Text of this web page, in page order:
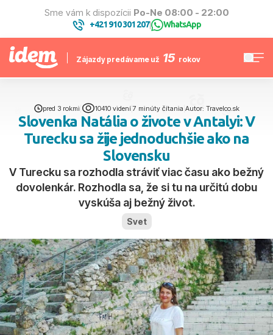
Sme vám k dispozícii Po-Ne 08:00 - 22:00
+421 910 301 207| WhatsApp
Zájazdy predávame už 15 rokov
pred 3 rokmi 10410 videní|7 minúty čítania Autor: Travelco.sk
Slovenka Natália o živote v Antalyi: V
Turecku sa žije jednoduchšie ako na
Slovensku
V Turecku sa rozhodla stráviť viac času ako bežný
dovolenkár. Rozhodla sa, že si tu na určitú dobu
vyskúša aj bežný život.
Svet